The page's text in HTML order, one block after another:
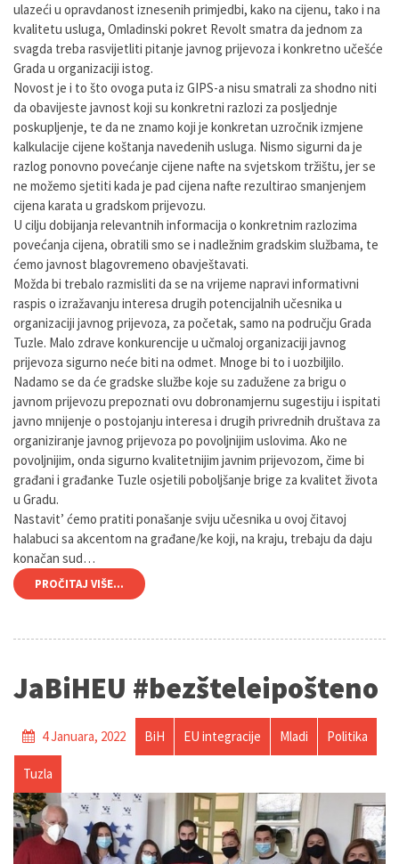
ulazeći u opravdanost iznesenih primjedbi, kako na cijenu, tako i na
kvalitetu usluga, Omladinski pokret Revolt smatra da jednom za
svagda treba rasvijetliti pitanje javnog prijevoza i konkretno učešće
Grada u organizaciji istog.
Novost je i to što ovoga puta iz GIPS-a nisu smatrali za shodno niti
da obavijeste javnost koji su konkretni razlozi za posljednje
poskupljenje, te da ne znamo koji je konkretan uzročnik izmjene
kalkulacije cijene koštanja navedenih usluga. Nismo sigurni da je
razlog ponovno povećanje cijene nafte na svjetskom tržištu, jer se
ne možemo sjetiti kada je pad cijena nafte rezultirao smanjenjem
cijena karata u gradskom prijevozu.
U cilju dobijanja relevantnih informacija o konkretnim razlozima
povećanja cijena, obratili smo se i nadležnim gradskim službama, te
ćemo javnost blagovremeno obavještavati.
Možda bi trebalo razmisliti da se na vrijeme napravi informativni
raspis o izražavanju interesa drugih potencijalnih učesnika u
organizaciji javnog prijevoza, za početak, samo na području Grada
Tuzle. Malo zdrave konkurencije u učmaloj organizaciji javnog
prijevoza sigurno neće biti na odmet. Mnoge bi to i uozbiljilo.
Nadamo se da će gradske službe koje su zadužene za brigu o
javnom prijevozu prepoznati ovu dobronamjernu sugestiju i ispitati
javno mnijenje o postojanju interesa i drugih privrednih društava za
organiziranje javnog prijevoza po povoljnijim uslovima. Ako ne
povoljnijim, onda sigurno kvalitetnijim javnim prijevozom, čime bi
građani i građanke Tuzle osjetili poboljšanje brige za kvalitet života
u Gradu.
Nastavit’ ćemo pratiti ponašanje sviju učesnika u ovoj čitavoj
halabuci sa akcentom na građane/ke koji, na kraju, trebaju da daju
konačan sud…
PROČITAJ VIŠE...
JaBiHEU #bezšteleipošteno
4 Januara, 2022 BiH EU integracije Mladi Politika
Tuzla